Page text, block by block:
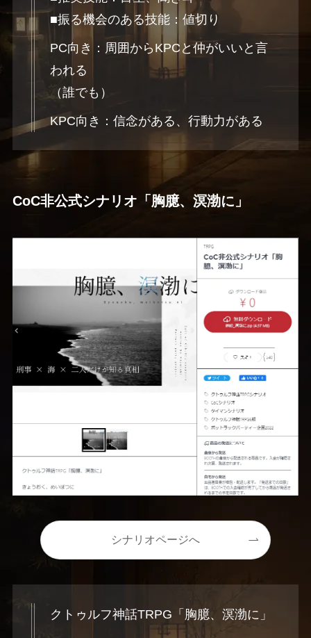
■振る機会のある技能：値切り
PC向き：周囲からKPCと仲がいいと言
われる
（誰でも）
KPC向き：信念がある、行動力がある
CoC非公式シナリオ「胸臆、溟渤に」
シナリオページへ
クトゥルフ神話TRPG「胸臆、溟渤に」